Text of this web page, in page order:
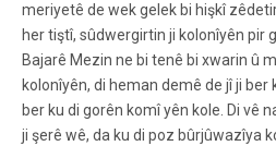
meriyetê de wek gelek bi hişkî
her tiştî, sûdwergirtin ji kolonîyên pir
Bajarê Mezin ne bi tenê bi xwarin û
kolonîyên, di heman demê de jî ji ber
ber ku di gorên komî yên kole. Di vê
ji şerê wê, da ku di poz bûrjûwazîya